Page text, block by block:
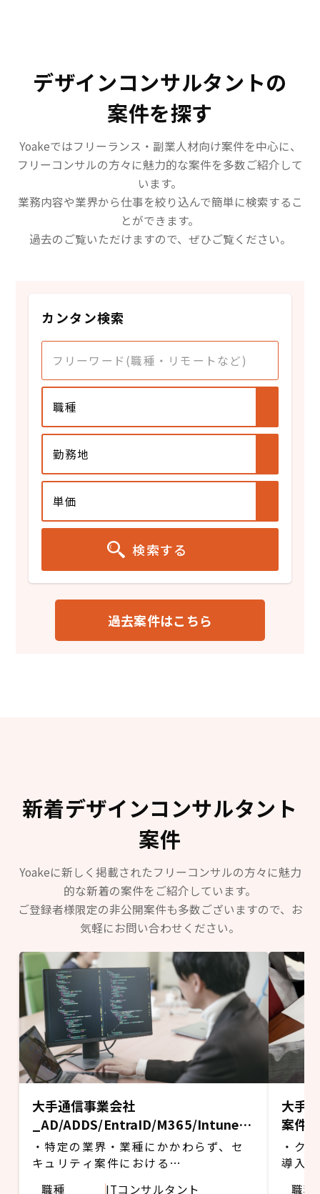
デザインコンサルタントの
案件を探す
Yoakeではフリーランス・副業人材向け案件を中心に、
フリーコンサルの方々に魅力的な案件を多数ご紹介して
います。
業務内容や業界から仕事を絞り込んで簡単に検索するこ
とができます。
過去のご覧いただけますので、ぜひご覧ください。
カンタン検索
職種
勤務地
単価
過去案件はこちら
新着デザインコンサルタント
案件
Yoakeに新しく掲載されたフリーコンサルの方々に魅力
的な新着の案件をご紹介しています。
ご登録者様限定の非公開案件も多数ございますので、お
気軽にお問い合わせください。
大手通信事業会社
_AD/ADDS/EntraID/M365/Intune領
域のPMもしくはSE
・特定の業界・業種にかかわらず、セ
キュリティ案件における
職種 ITコンサルタント
大手
案件
・ク
導入
職種